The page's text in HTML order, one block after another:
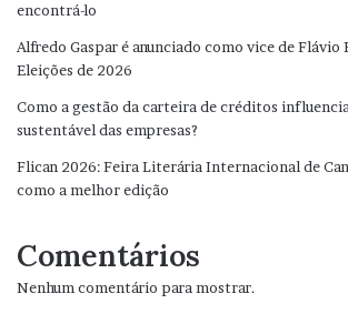
encontrá-lo
Alfredo Gaspar é anunciado como vice de Flávio
Eleições de 2026
Como a gestão da carteira de créditos
sustentável das empresas?
Flican 2026: Feira Literária Internacional de
como a melhor edição
Comentários
Nenhum comentário para mostrar.